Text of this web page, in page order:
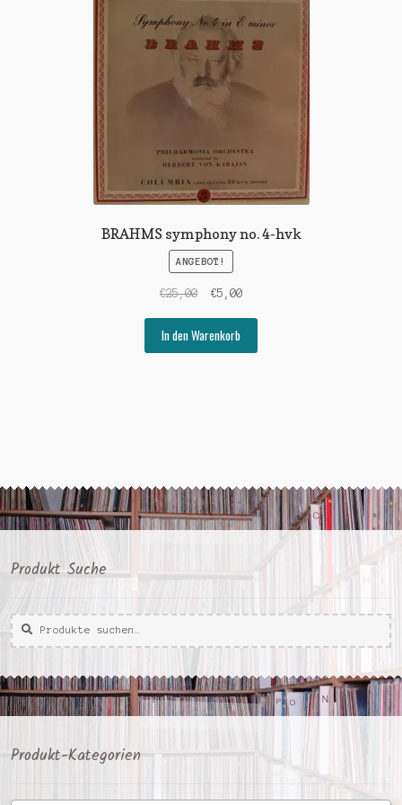
BRAHMS symphony no. 4-hvk
ANGEBOT!
€25,00
Ursprünglicher
war:
€25,00
€5,00Aktueller
€5,00.
In den Warenkorb
Produkt Suche
Suche
nach:
Suche
Produkt-Kategorien